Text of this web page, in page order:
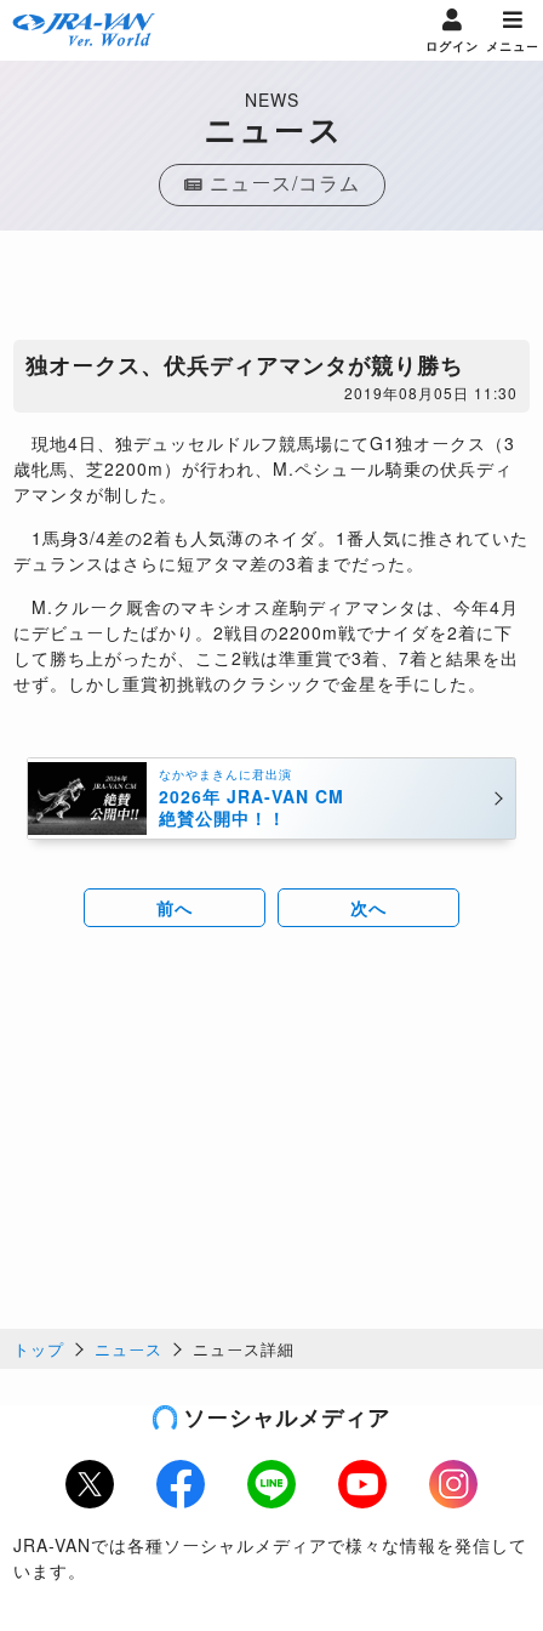
ログイン メニュー
NEWS
ニュース
ニュース/コラム
​独オークス、伏兵ディアマンタが競り勝ち
2019年08月05日 11:30
現地4日、独デュッセルドルフ競馬場にてG1独オークス（3
歳牝馬、芝2200m）が行われ、M.ペシュール騎乗の伏兵ディ
アマンタが制した。
1馬身3/4差の2着も人気薄のネイダ。1番人気に推されていた
デュランスはさらに短アタマ差の3着までだった。
M.クルーク厩舎のマキシオス産駒ディアマンタは、今年4月
にデビューしたばかり。2戦目の2200m戦でナイダを2着に下
して勝ち上がったが、ここ2戦は準重賞で3着、7着と結果を出
せず。しかし重賞初挑戦のクラシックで金星を手にした。
なかやまきんに君出演
2026年 JRA-VAN CM
絶賛公開中！！
前へ 次へ
トップ ニュース ニュース詳細
ソーシャルメディア
Twitter Facebook LINE Youtube
Instagram
JRA-VANでは各種ソーシャルメディアで様々な情報を発信して
います。